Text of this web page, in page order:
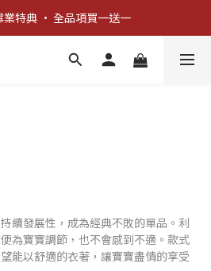
"welcome10" 享首單九折！
特典 · 全品項買一送一
"welcome10" 享首單九折！
續發展性，成為經典不敗的單品。利
為寶寶調節，也不會感到不適。款式
能以舒適的衣著，讓寶寶盡情的享受